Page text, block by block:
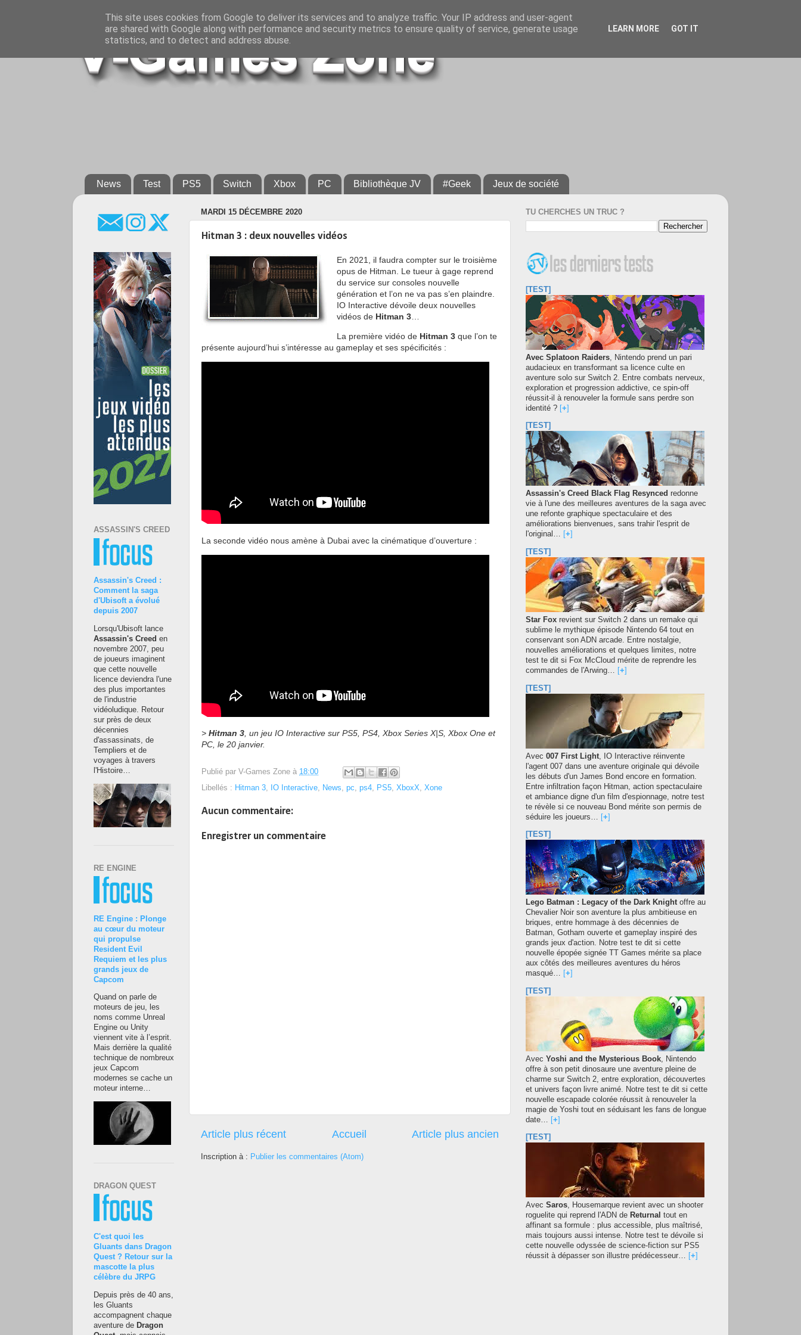
News Test PS5 Switch Xbox PC Bibliothèque JV #Geek Jeux de société
MARDI 15 DÉCEMBRE 2020
Hitman 3 : deux nouvelles vidéos
En 2021, il faudra compter sur le troisième
opus de Hitman. Le tueur à gage reprend
du service sur consoles nouvelle
génération et l’on ne va pas s’en plaindre.
IO Interactive dévoile deux nouvelles
vidéos de Hitman 3…
La première vidéo de Hitman 3que l’on te
présente aujourd’hui s’intéresse au gameplay et ses spécificités :
La seconde vidéo nous amène à Dubai avec la cinématique d’ouverture :
> Hitman 3, un jeu IO Interactive sur PS5, PS4, Xbox Series X|S, Xbox One et
PC, le 20 janvier.
Publié par V-Games Zone à 18:00
Libellés : Hitman 3, IO Interactive, News, pc, ps4, PS5, XboxX, Xone
Aucun commentaire:
Enregistrer un commentaire
Article plus récent Article plus ancien
Accueil
Inscription à : Publier les commentaires (Atom)
ASSASSIN'S CREED
Assassin's Creed :
Comment la saga
d'Ubisoft a évolué
depuis 2007
Lorsqu'Ubisoft lance
Assassin's Creed en
novembre 2007, peu
de joueurs imaginent
que cette nouvelle
licence deviendra l'une
des plus importantes
de l'industrie
vidéoludique. Retour
sur près de deux
décennies
d'assassinats, de
Templiers et de
voyages à travers
l'Histoire…
RE ENGINE
RE Engine : Plonge
au cœur du moteur
qui propulse
Resident Evil
Requiem et les plus
grands jeux de
Capcom
Quand on parle de
moteurs de jeu, les
noms comme Unreal
Engine ou Unity
viennent vite à l’esprit.
Mais derrière la qualité
technique de nombreux
jeux Capcom
modernes se cache un
moteur interne…
DRAGON QUEST
C'est quoi les
Gluants dans Dragon
Quest ? Retour sur la
mascotte la plus
célèbre du JRPG
Depuis près de 40 ans,
les Gluants
accompagnent chaque
aventure de Dragon
TU CHERCHES UN TRUC ?
[TEST]
Avec Splatoon Raiders, Nintendo prend un pari
audacieux en transformant sa licence culte en
aventure solo sur Switch 2. Entre combats nerveux,
exploration et progression addictive, ce spin-off
réussit-il à renouveler la formule sans perdre son
identité ? [+]
[TEST]
Assassin's Creed Black Flag Resynced redonne
vie à l'une des meilleures aventures de la saga avec
une refonte graphique spectaculaire et des
améliorations bienvenues, sans trahir l'esprit de
l'original…
+
[TEST]
Star Fox revient sur Switch 2 dans un remake qui
sublime le mythique épisode Nintendo 64 tout en
conservant son ADN arcade. Entre nostalgie,
nouvelles améliorations et quelques limites, notre
test te dit si Fox McCloud mérite de reprendre les
commandes de l'Arwing…
+
[TEST]
Avec 007 First Light , IO Interactive réinvente
l'agent 007 dans une aventure originale qui dévoile
les débuts d'un James Bond encore en formation.
Entre infiltration façon Hitman, action spectaculaire
et ambiance digne d'un film d'espionnage, notre test
te révèle si ce nouveau Bond mérite son permis de
séduire les joueurs…
[+]
[TEST]
Lego Batman : Legacy of the Dark Knightoffre au
Chevalier Noir son aventure la plus ambitieuse en
briques, entre hommage à des décennies de
Batman, Gotham ouverte et gameplay inspiré des
grands jeux d'action. Notre test te dit si cette
nouvelle épopée signée TT Games mérite sa place
aux côtés des meilleures aventures du héros
masqué…
+
[TEST]
Avec Yoshi and the Mysterious Book, Nintendo
offre à son petit dinosaure une aventure pleine de
charme sur Switch 2, entre exploration, découvertes
et univers façon livre animé. Notre test te dit si cette
nouvelle escapade colorée réussit à renouveler la
magie de Yoshi tout en séduisant les fans de longue
date… [+]
[TEST]
Avec Saros, Housemarque revient avec un shooter
roguelite qui reprend l'ADN de Returnal tout en
affinant sa formule : plus accessible, plus maîtrisé,
mais toujours aussi intense. Notre test te dévoile si
cette nouvelle odyssée de science-fiction sur PS5
réussit à dépasser son illustre prédécesseur…
+
This site uses cookies from Google to deliver its services and to analyze traffic. Your IP address and user-agent
are shared with Google along with performance and security metrics to ensure quality of service, generate usage
statistics, and to detect and address abuse.
LEARN MORE GOT IT